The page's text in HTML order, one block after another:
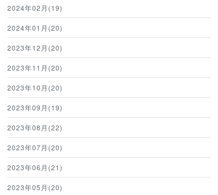
2024年02月(19)
2024年01月(20)
2023年12月(20)
2023年11月(20)
2023年10月(20)
2023年09月(19)
2023年08月(22)
2023年07月(20)
2023年06月(21)
2023年05月(20)